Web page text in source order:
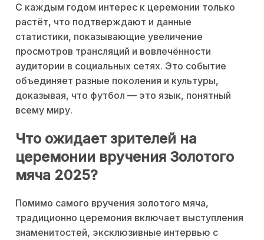
С каждым годом интерес к церемонии только
растёт, что подтверждают и данные
статистики, показывающие увеличение
просмотров трансляций и вовлечённости
аудитории в социальных сетях. Это событие
объединяет разные поколения и культуры,
доказывая, что футбол — это язык, понятный
всему миру.
Что ожидает зрителей на
церемонии вручения Золотого
мяча 2025?
Помимо самого вручения золотого мяча,
традиционно церемония включает выступления
знаменитостей, эксклюзивные интервью с